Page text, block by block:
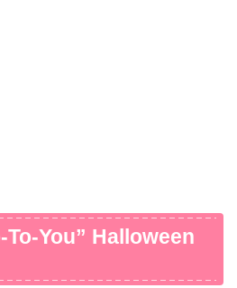
To-You” Halloween